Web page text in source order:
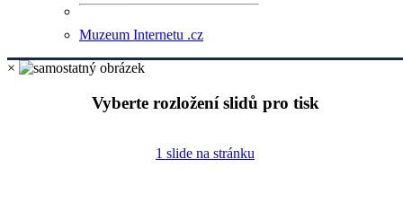
Muzeum Internetu .cz
×
Vyberte rozložení slidů pro tisk
1 slide na stránku